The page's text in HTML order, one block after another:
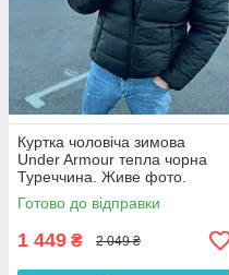
Куртка чоловіча зимова
Under Armour тепла чорна
Туреччина. Живе фото.
Чоловіча куртка
Готово до відправки
1 449 ₴ 2 049 ₴